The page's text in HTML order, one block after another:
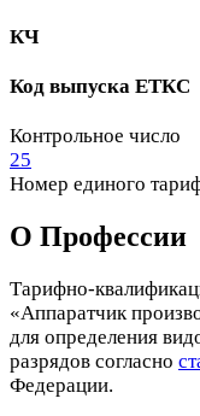
КЧ
Код выпуска ЕТКС
Контрольное число
25
Номер единого
О Профеcсии
Тарифно-
«Аппаратчик
для определения
разрядов согласно
Федерации.